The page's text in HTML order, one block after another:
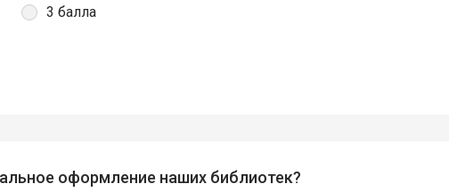
3 балла
оформление наших библиотек?